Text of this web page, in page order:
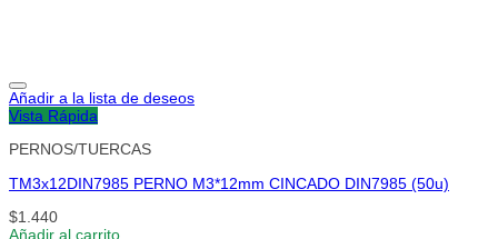
Añadir a la lista de deseos
Vista Rápida
PERNOS/TUERCAS
TM3x12DIN7985 PERNO M3*12mm CINCADO DIN7985 (50u)
$1.440
Añadir al carrito